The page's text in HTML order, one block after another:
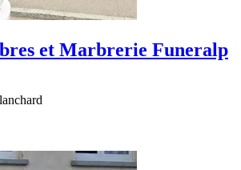
et Marbrerie Funeralp